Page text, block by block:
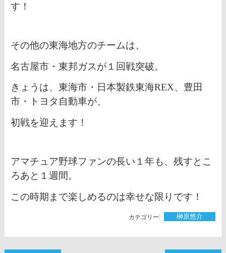
す！
その他の東海地方のチームは、
名古屋市・東邦ガスが１回戦突破。
きょうは、東海市・日本製鉄東海REX、豊田
市・トヨタ自動車が、
初戦を迎えます！
アマチュア野球ファンの長い１年も、残すとこ
ろあと１週間。
この時期まで楽しめるのは幸せな限りです！
榊󠄀原悠介